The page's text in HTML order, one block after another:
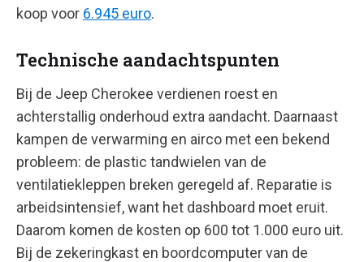
koop voor 6.945 euro.
Technische aandachtspunten
Bij de Jeep Cherokee verdienen roest en
achterstallig onderhoud extra aandacht. Daarnaast
kampen de verwarming en airco met een bekend
probleem: de plastic tandwielen van de
ventilatiekleppen breken geregeld af. Reparatie is
arbeidsintensief, want het dashboard moet eruit.
Daarom komen de kosten op 600 tot 1.000 euro uit.
Bij de zekeringkast en boordcomputer van de